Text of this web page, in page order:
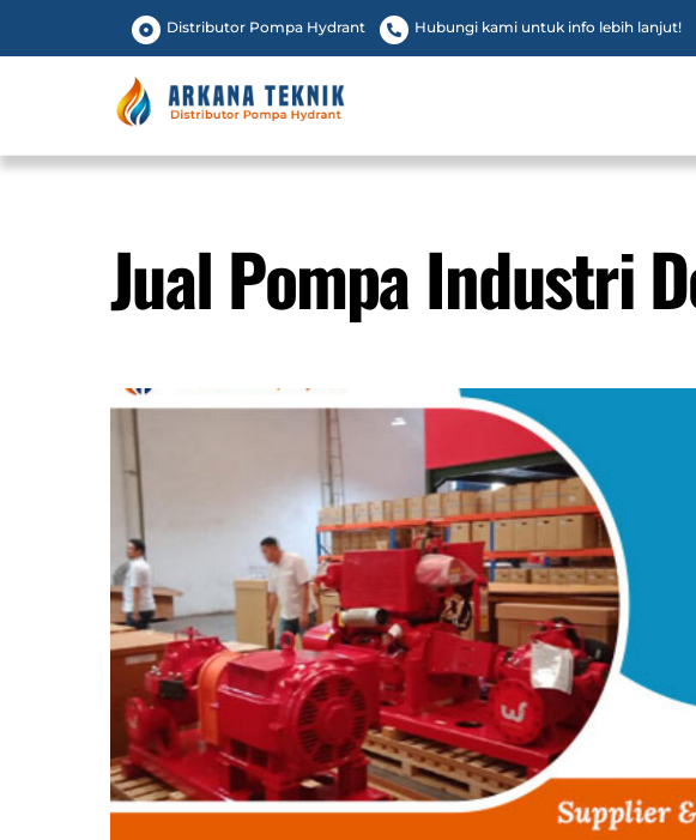
to
Distributor Pompa Hydrant Hubungi kami untuk info lebih lanjut!
Jual Pompa Industri